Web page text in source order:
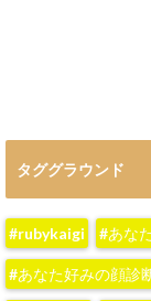
タググラウンド
#rubykaigi #あな
#あなた好みの顔診